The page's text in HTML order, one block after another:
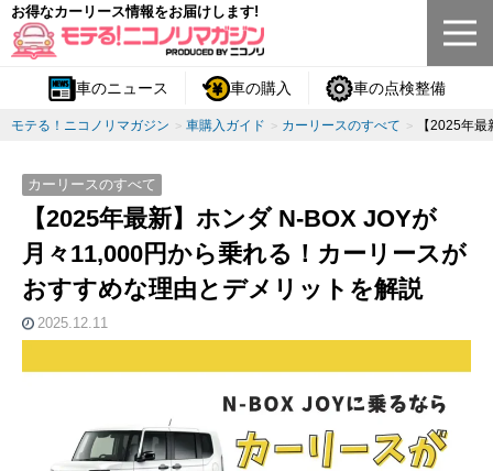
お得なカーリース情報をお届けします!
車のニュース 車の購入 車の点検整備
モテる！ニコノリマガジン 車購入ガイド カーリースのすべて 【2025年
カーリースのすべて
【2025年最新】ホンダ N-BOX JOYが
月々11,000円から乗れる！カーリースが
おすすめな理由とデメリットを解説
2025.12.11